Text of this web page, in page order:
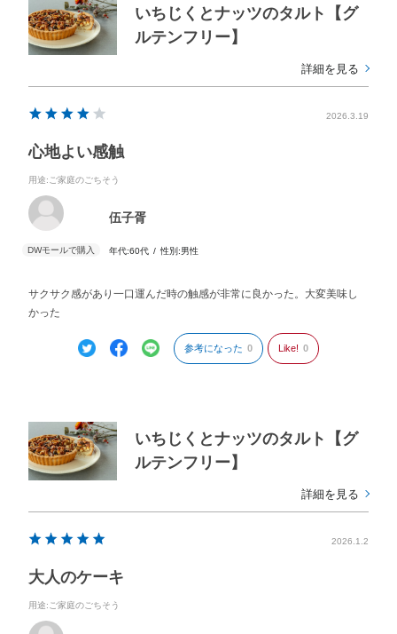
いちじくとナッツのタルト【グ
ルテンフリー】
詳細を見る
2026.3.19
心地よい感触
用途:ご家庭のごちそう
伍子胥
年代:60代 性別:男性
サクサク感があり一口運んだ時の触感が非常に良かった。大変美味し
かった
参考になった 0 Like! 0
いちじくとナッツのタルト【グ
ルテンフリー】
詳細を見る
2026.1.2
大人のケーキ
用途:ご家庭のごちそう